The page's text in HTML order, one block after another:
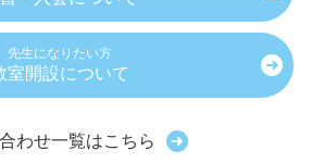
先生になりたい方
室開設について
わせ一覧はこちら